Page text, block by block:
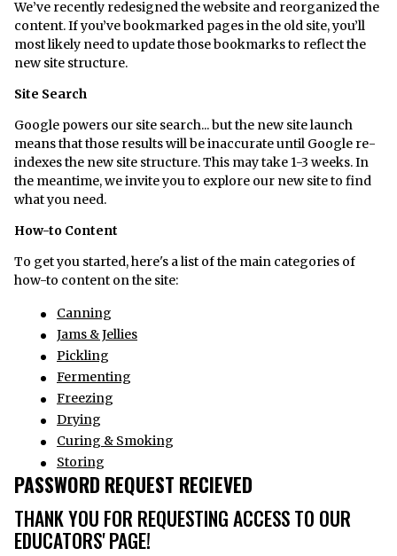
​We’ve recently redesigned the website and reorganized the
content. If you’ve bookmarked pages in the old site, you’ll
most likely need to update those bookmarks to reflect the
new site structure.
Site Search
Google powers our site search... but the new site launch
means that those results will be inaccurate until Google re-
indexes the new site structure. This may take 1-3 weeks. In
the meantime, we invite you to explore our new site to find
what you need.
How-to Content
To get you started, here's a list of the main categories of
how-to content on the site:
Canning
Jams & Jellies
Pickling
Fermenting
Freezing
Drying
Curing & Smoking
Storing
PASSWORD REQUEST RECIEVED
THANK YOU FOR REQUESTING ACCESS TO OUR
EDUCATORS' PAGE!